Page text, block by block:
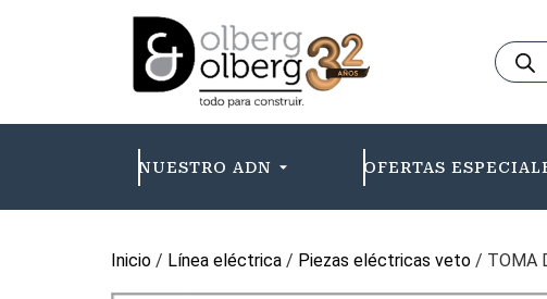
NUESTRO ADN OFERTAS
Inicio / Línea eléctrica / Piezas eléctricas veto / TOMA